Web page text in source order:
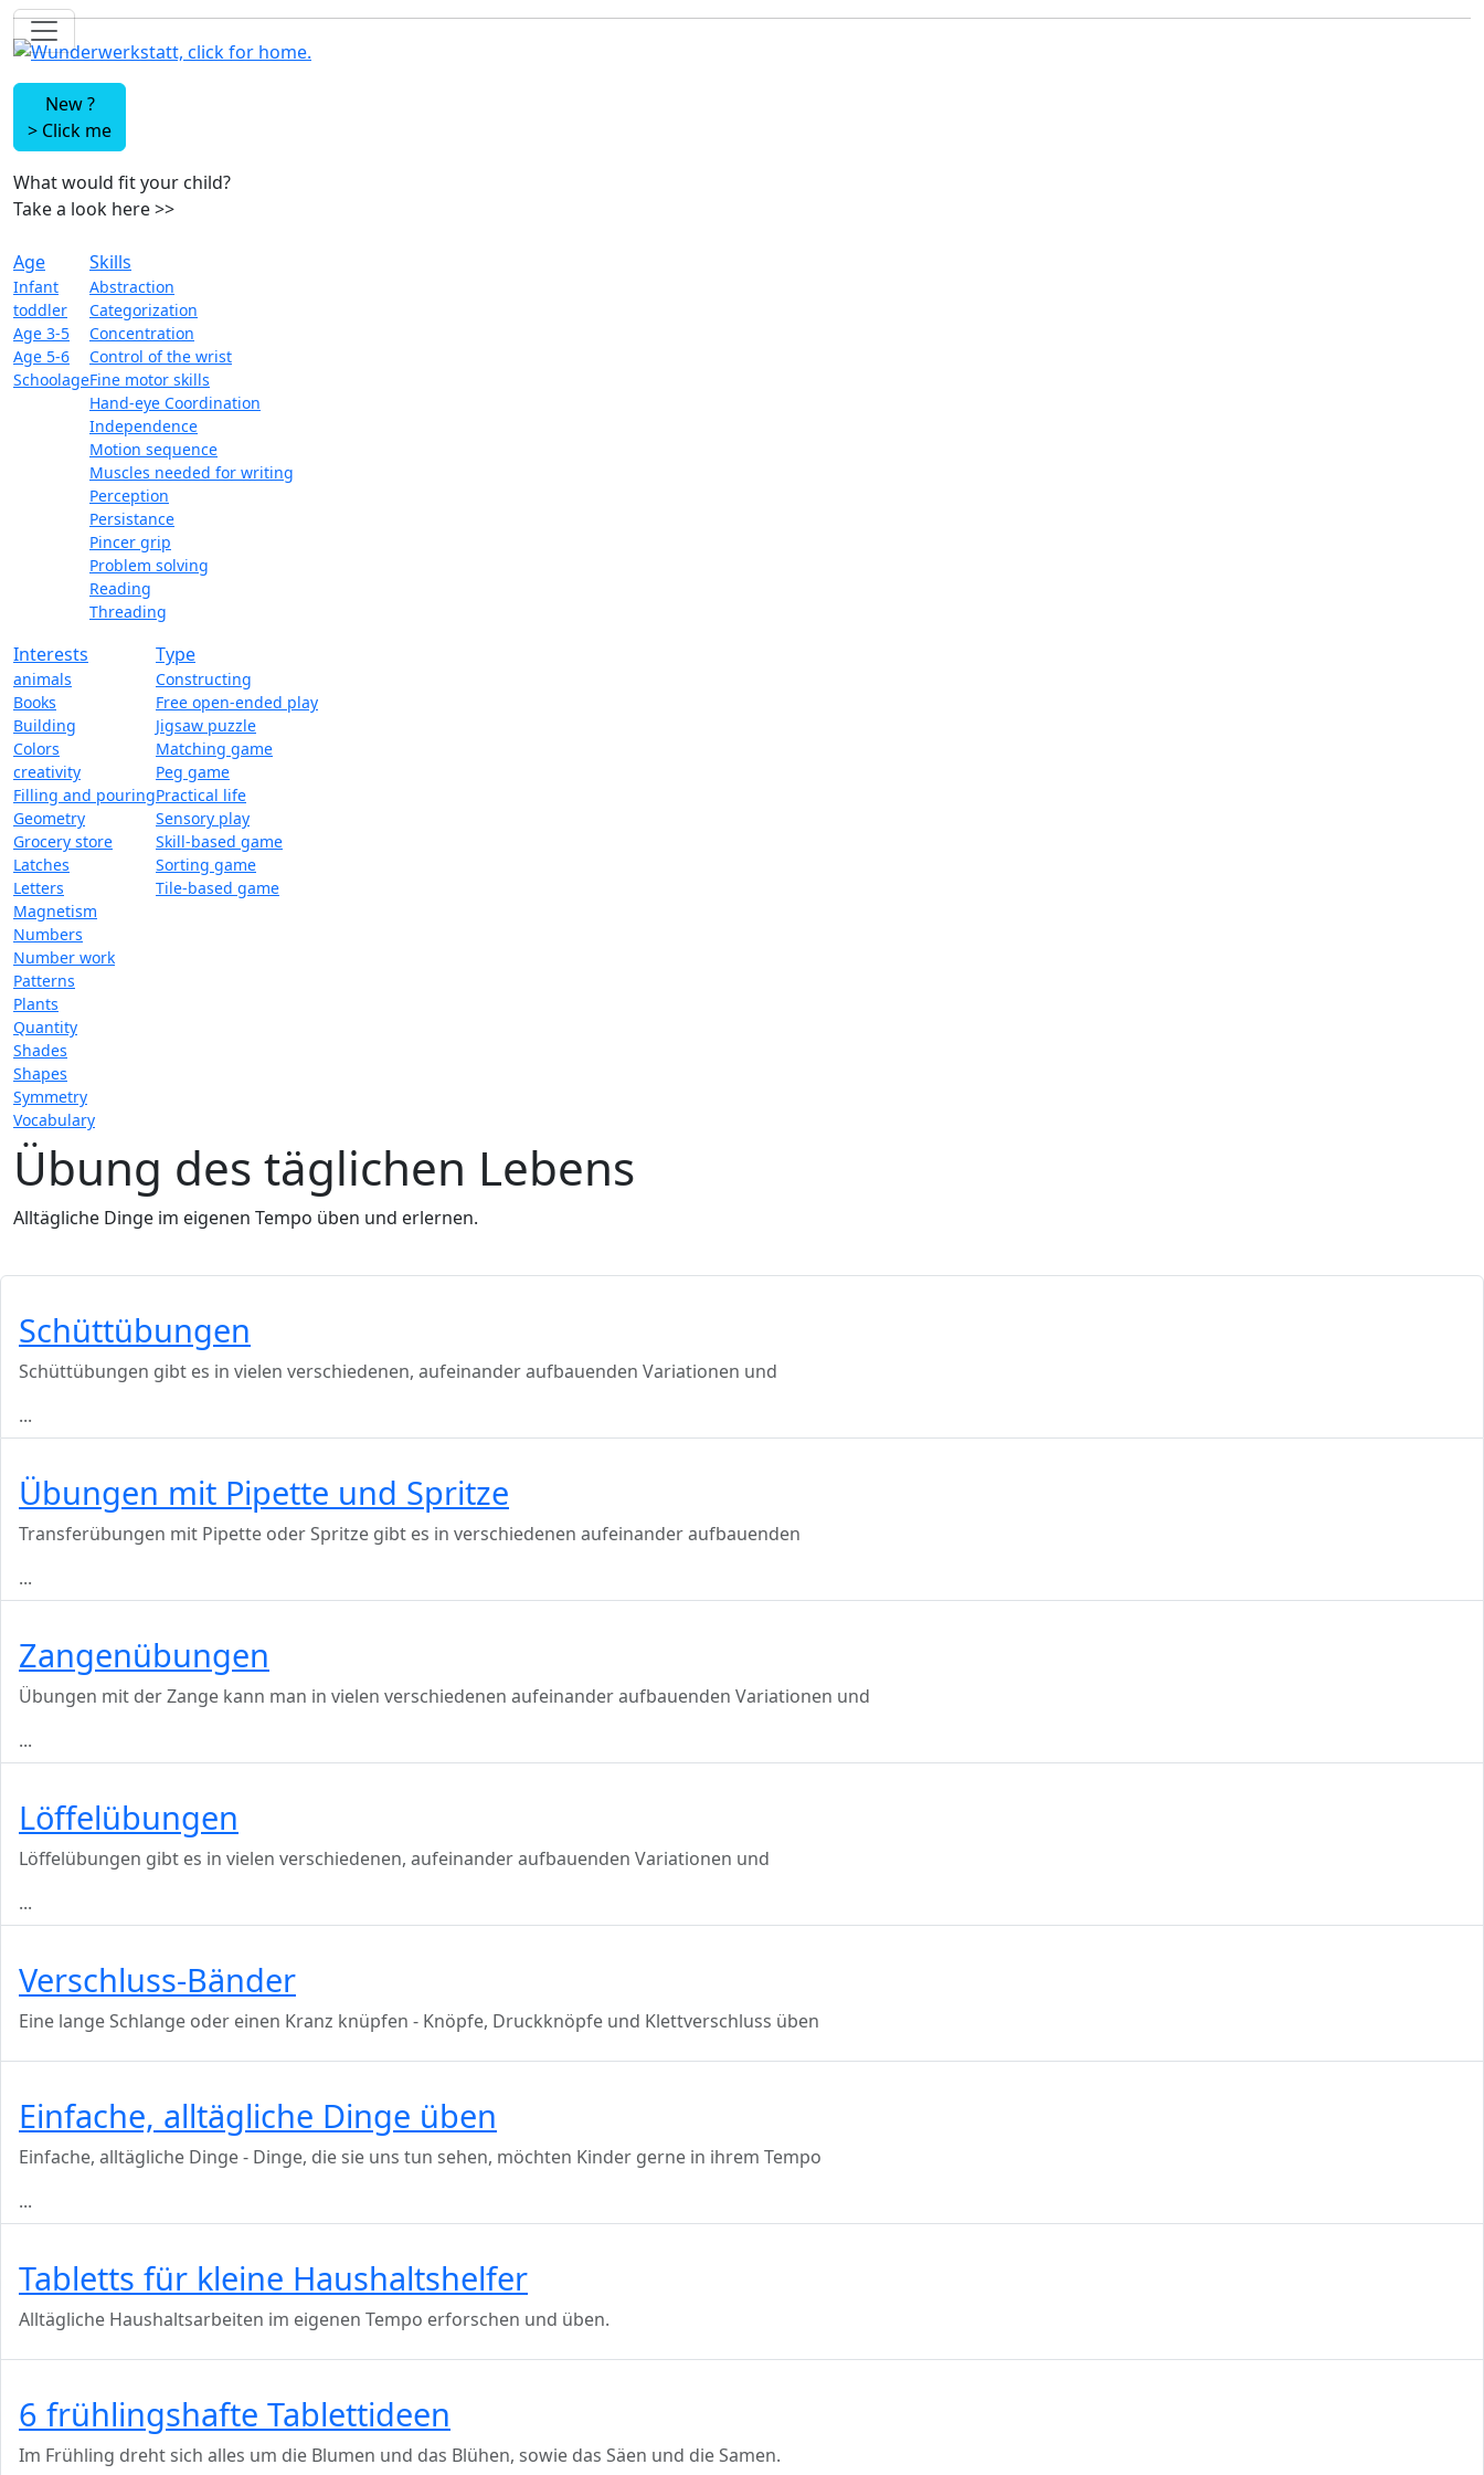
New ?
> Click me
What would fit your child?
Take a look here>>
Age
Infant
toddler
Age 3-5
Age 5-6
Schoolage
Skills
Abstraction
Categorization
Concentration
Control of the wrist
Fine motor skills
Hand-eye Coordination
Independence
Motion sequence
Muscles needed for writing
Perception
Persistance
Pincer grip
Problem solving
Reading
Threading
Interests
animals
Books
Building
Colors
creativity
Filling and pouring
Geometry
Grocery store
Latches
Letters
Magnetism
Numbers
Number work
Patterns
Plants
Quantity
Shades
Shapes
Symmetry
Vocabulary
Type
Constructing
Free open-ended play
Jigsaw puzzle
Matching game
Peg game
Practical life
Sensory play
Skill-based game
Sorting game
Tile-based game
Übung des täglichen Lebens
Alltägliche Dinge im eigenen Tempo üben und erlernen.
Schüttübungen
Schüttübungen gibt es in vielen verschiedenen, aufeinander aufbauenden Variationen und
...
Übungen mit Pipette und Spritze
Transferübungen mit Pipette oder Spritze gibt es in verschiedenen aufeinander aufbauenden
...
Zangenübungen
Übungen mit der Zange kann man in vielen verschiedenen aufeinander aufbauenden Variationen und
...
Löffelübungen
Löffelübungen gibt es in vielen verschiedenen, aufeinander aufbauenden Variationen und
...
Verschluss-Bänder
Eine lange Schlange oder einen Kranz knüpfen - Knöpfe, Druckknöpfe und Klettverschluss üben
Einfache, alltägliche Dinge üben
Einfache, alltägliche Dinge - Dinge, die sie uns tun sehen, möchten Kinder gerne in ihrem Tempo
...
Tabletts für kleine Haushaltshelfer
Alltägliche Haushaltsarbeiten im eigenen Tempo erforschen und üben.
6 frühlingshafte Tablettideen
Im Frühling dreht sich alles um die Blumen und das Blühen, sowie das Säen und die Samen.